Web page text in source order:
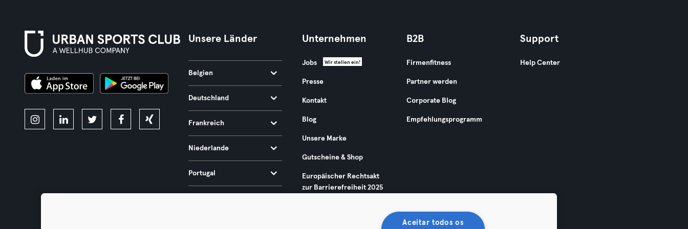
Unsere Länder
Belgien
Deutschland
Frankreich
Niederlande
Portugal
Unternehmen
Jobs Wir stellen ein!
Presse
Kontakt
Blog
Unsere Marke
Gutscheine & Shop
Europäischer Rechtsakt
zur Barrierefreiheit 2025
B2B
Firmenfitness
Partner werden
Corporate Blog
Empfehlungsprogramm
Support
Help Center
Aceitar todos os